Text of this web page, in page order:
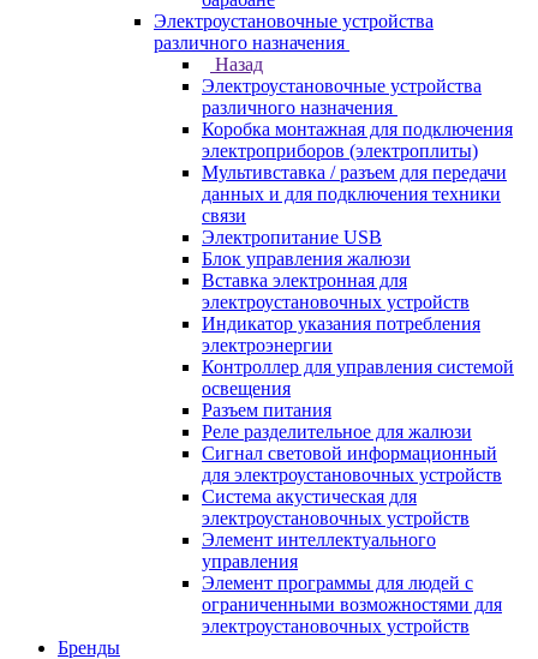
Электроустановочные устройства
различного назначения
Назад
Электроустановочные устройства
различного назначения
Коробка монтажная для подключения
электроприборов (электроплиты)
Мультивставка / разъем для передачи
данных и для подключения техники
связи
Электропитание USB
Блок управления жалюзи
Вставка электронная для
электроустановочных устройств
Индикатор указания потребления
электроэнергии
Контроллер для управления системой
освещения
Разъем питания
Реле разделительное для жалюзи
Сигнал световой информационный
для электроустановочных устройств
Система акустическая для
электроустановочных устройств
Элемент интеллектуального
управления
Элемент программы для людей с
ограниченными возможностями для
электроустановочных устройств
Бренды